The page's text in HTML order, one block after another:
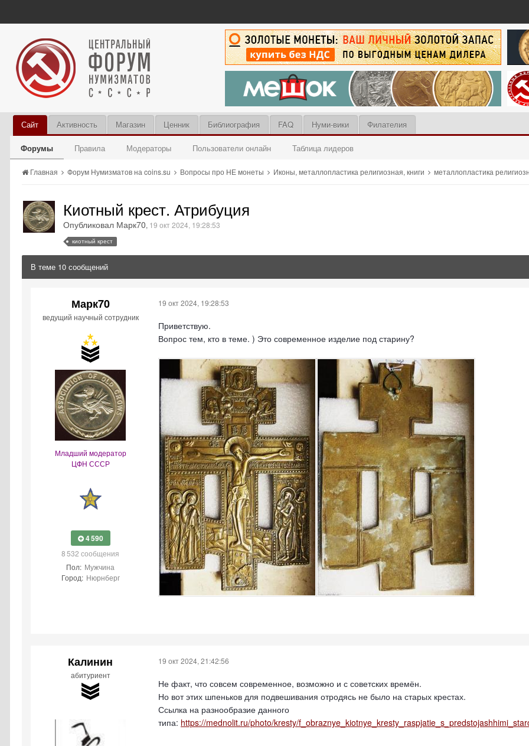
Сайт
Форумы Правила Модераторы Пользователи онлайн Таблица лидеров
Активность Магазин Ценник Библиография FAQ Нуми-вики Филателия
Главная Форум Нумизматов на coins.su Вопросы про НЕ монеты Иконы, металлопластика религиозная, книги металлопластика
Киотный крест. Атрибуция
Опубликовал Марк70, 19 окт 2024, 19:28:53
киотный крест
В теме 10 сообщений
Марк70
ведущий научный сотрудник
Младший модератор
ЦФН СССР
4 590
8 532 сообщения
Пол: Мужчина
Город: Нюрнберг
19 окт 2024, 19:28:53
Приветствую.
Вопрос тем, кто в теме. ) Это современное изделие под старину?
Калинин
абитуриент
19 окт 2024, 21:42:56
Не факт, что совсем современное, возможно и с советских времён.
Но вот этих шпеньков для подвешивания отродясь не было на старых крестах.
Ссылка на разнообразие данного
типа: https://mednolit.ru/photo/kresty/